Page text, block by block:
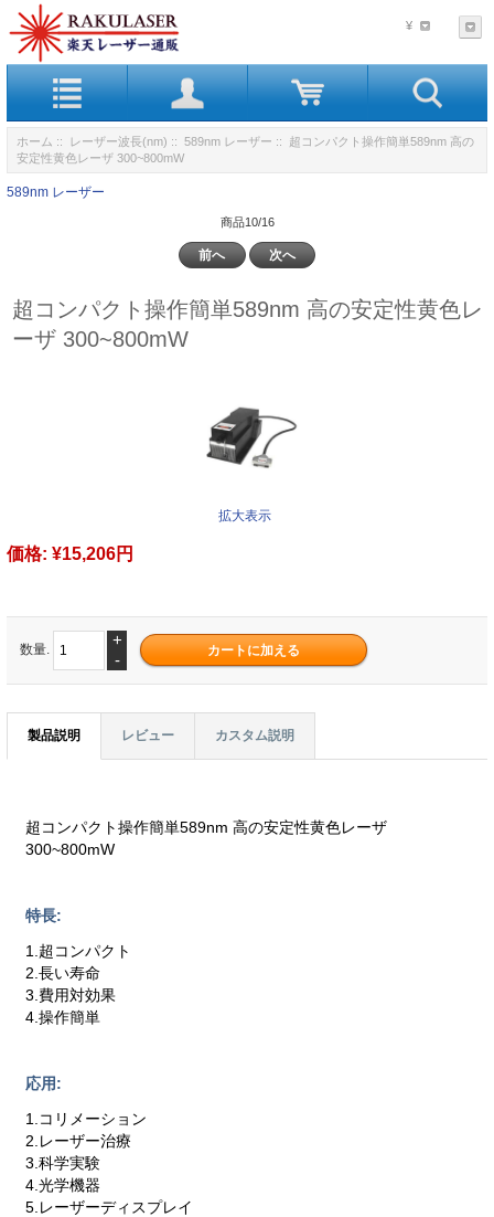
¥
ホーム :: レーザー波長(nm) :: 589nm レーザー :: 超コンパクト操作簡単589nm 高の
安定性黄色レーザ 300~800mW
589nm レーザー
商品10/16
前へ 次へ
超コンパクト操作簡単589nm 高の安定性黄色レ
ーザ 300~800mW
拡大表示
価格: ¥15,206円
数量.
+
-
製品説明 レビュー カスタム説明
超コンパクト操作簡単589nm 高の安定性黄色レーザ
300~800mW
特長:
1.超コンパクト
2.長い寿命
3.費用対効果
4.操作簡単
応用:
1.コリメーション
2.レーザー治療
3.科学実験
4.光学機器
5.レーザーディスプレイ